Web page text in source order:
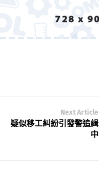
Next Article
疑似移工糾紛引發警追緝
中